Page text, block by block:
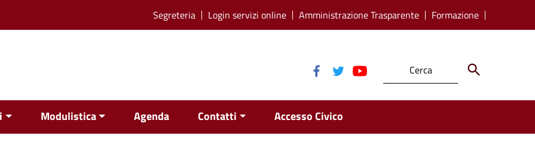
Segreteria Login servizi online Amministrazione Trasparente Formazione
Modulistica Agenda Contatti Accesso Civico